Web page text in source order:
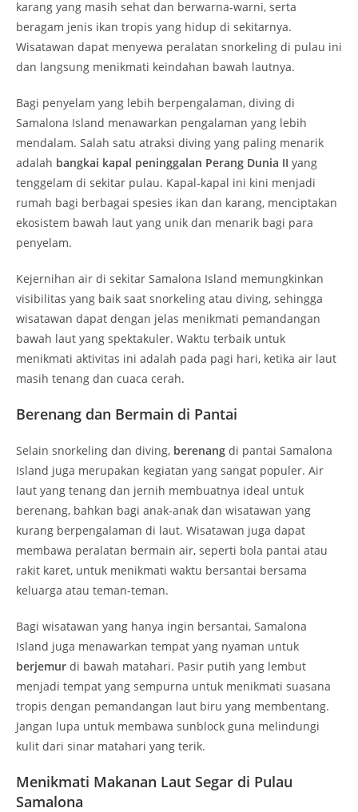
karang yang masih sehat dan berwarna-warni, serta
beragam jenis ikan tropis yang hidup di sekitarnya.
Wisatawan dapat menyewa peralatan snorkeling di pulau ini
dan langsung menikmati keindahan bawah lautnya.
Bagi penyelam yang lebih berpengalaman, diving di
Samalona Island menawarkan pengalaman yang lebih
mendalam. Salah satu atraksi diving yang paling menarik
adalah bangkai kapal peninggalan Perang Dunia II yang
tenggelam di sekitar pulau. Kapal-kapal ini kini menjadi
rumah bagi berbagai spesies ikan dan karang, menciptakan
ekosistem bawah laut yang unik dan menarik bagi para
penyelam.
Kejernihan air di sekitar Samalona Island memungkinkan
visibilitas yang baik saat snorkeling atau diving, sehingga
wisatawan dapat dengan jelas menikmati pemandangan
bawah laut yang spektakuler. Waktu terbaik untuk
menikmati aktivitas ini adalah pada pagi hari, ketika air laut
masih tenang dan cuaca cerah.
Berenang dan Bermain di Pantai
Selain snorkeling dan diving, berenang di pantai Samalona
Island juga merupakan kegiatan yang sangat populer. Air
laut yang tenang dan jernih membuatnya ideal untuk
berenang, bahkan bagi anak-anak dan wisatawan yang
kurang berpengalaman di laut. Wisatawan juga dapat
membawa peralatan bermain air, seperti bola pantai atau
rakit karet, untuk menikmati waktu bersantai bersama
keluarga atau teman-teman.
Bagi wisatawan yang hanya ingin bersantai, Samalona
Island juga menawarkan tempat yang nyaman untuk
berjemur di bawah matahari. Pasir putih yang lembut
menjadi tempat yang sempurna untuk menikmati suasana
tropis dengan pemandangan laut biru yang membentang.
Jangan lupa untuk membawa sunblock guna melindungi
kulit dari sinar matahari yang terik.
Menikmati Makanan Laut Segar di Pulau
Samalona